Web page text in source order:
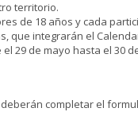
territorio.
de 18 años y cada
integrarán el
29 de mayo hasta el 30
completar el